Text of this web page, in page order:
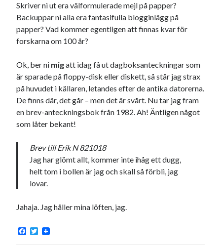
Swish: 070-8885542
Skriver ni ut era välformulerade mejl på papper?
Backuppar ni alla era fantasifulla blogginlägg på
papper? Vad kommer egentligen att finnas kvar för
forskarna om 100 år?
Ok, ber ni migatt idag få ut dagboksanteckningar som
är sparade på floppy-disk eller diskett, så står jag strax
på huvudet i källaren, letandes efter de antika datorerna.
De finns där, det går – men det är svårt. Nu tar jag fram
en brev-anteckningsbok från 1982. Ah! Äntligen något
som låter bekant!
Brev till Erik N 821018
Jag har glömt allt, kommer inte ihåg ett dugg,
helt tom i bollen är jag och skall så förbli, jag
lovar.
Jahaja. Jag håller mina löften, jag.
F
c
T
i